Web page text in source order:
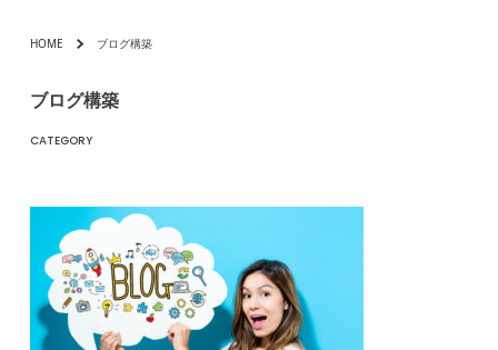
HOME ブログ構築
ブログ構築
CATEGORY